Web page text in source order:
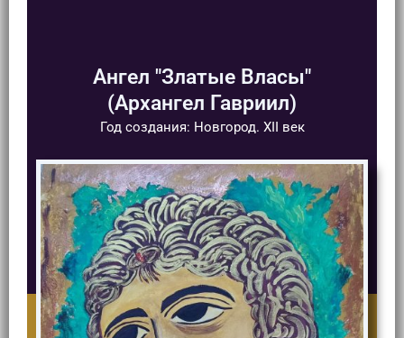
Ангел "Златые Власы"
(Архангел Гавриил)
Год создания: Новгород. XII век